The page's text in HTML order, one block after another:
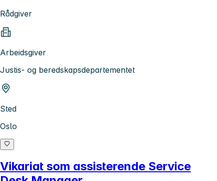
Rådgiver
Arbeidsgiver
Justis- og beredskapsdepartementet
Sted
Oslo
Vikariat som assisterende Service